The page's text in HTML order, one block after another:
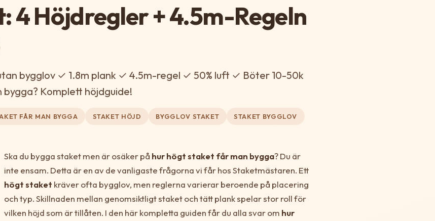
4 Höjdregler + 4.5m-Regeln
bygglov ✓ 1.8m plank ✓ 4.5m-regel ✓ 50% luft ✓ Böter 10-50k
Komplett höjdguide!
FÅR MAN BYGGA STAKET HÖJD BYGGLOV STAKET STAKET BYGGLOV
Ska du bygga staket men är osäker på hur högt staket får man bygga? Du är
inte ensam. Detta är en av de vanligaste frågorna vi får hos Staketmästaren. Ett
högt staket kräver ofta bygglov, men reglerna varierar beroende på placering
och typ. Skillnaden mellan genomsiktligt staket och tätt plank spelar stor roll för
vilken höjd som är tillåten. I den här kompletta guiden får du alla svar om hur